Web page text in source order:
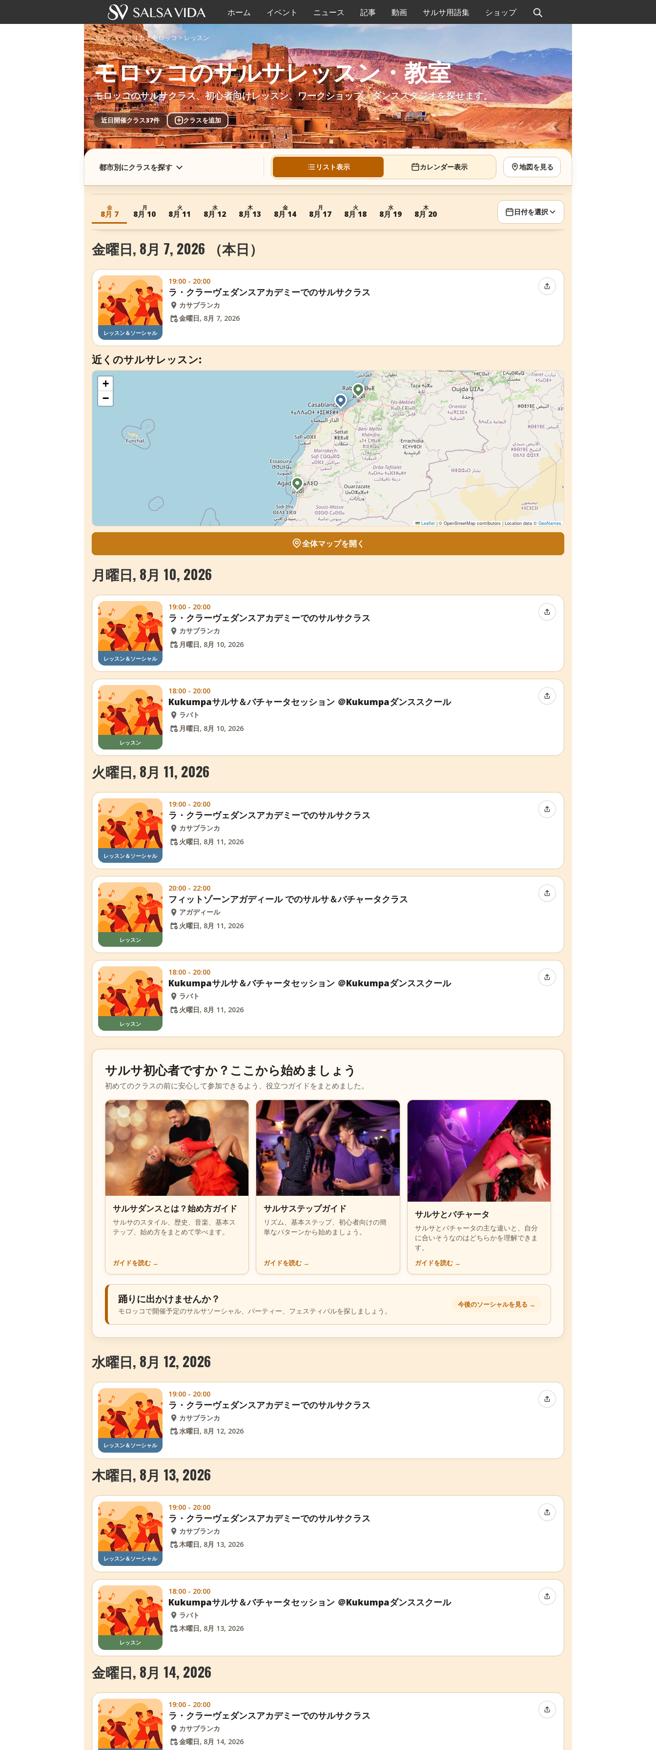
ホーム イベント ニュース 記事 動画 サルサ用語集 ショップ
ガイド>アフリカ>モロッコ>レッスン
モロッコのサルサレッスン・教室
モロッコのサルサクラス、初心者向けレッスン、ワークショップ、ダンススタジオを探せます。
近日開催クラス37件 + クラスを追加
都市別にクラスを探す リスト表示 カレンダー表示 地図を見る
金
8月 7
月
8月 10
火
8月 11
水
8月 12
木
8月 13
金
8月 14
月
8月 17
火
8月 18
水
8月 19
木
8月 20 日付を選択
金曜日, 8月 7, 2026 （本日）
レッスン＆ソーシャル
19:00 - 20:00
ラ・クラーヴェダンスアカデミーでのサルサクラス
カサブランカ
金曜日, 8月 7, 2026
イベントをシェア
近くのサルサレッスン:
+
−
Leaflet |© OpenStreetMap contributors | Location data © GeoNames
全体マップを開く
月曜日, 8月 10, 2026
レッスン＆ソーシャル
19:00 - 20:00
ラ・クラーヴェダンスアカデミーでのサルサクラス
カサブランカ
月曜日, 8月 10, 2026
イベントをシェア
レッスン
18:00 - 20:00
Kukumpaサルサ＆バチャータセッション ＠Kukumpaダンススクール
ラバト
月曜日, 8月 10, 2026
イベントをシェア
火曜日, 8月 11, 2026
レッスン＆ソーシャル
19:00 - 20:00
ラ・クラーヴェダンスアカデミーでのサルサクラス
カサブランカ
火曜日, 8月 11, 2026
イベントをシェア
レッスン
20:00 - 22:00
フィットゾーンアガディール でのサルサ＆バチャータクラス
アガディール
火曜日, 8月 11, 2026
イベントをシェア
レッスン
18:00 - 20:00
Kukumpaサルサ＆バチャータセッション ＠Kukumpaダンススクール
ラバト
火曜日, 8月 11, 2026
イベントをシェア
サルサ初心者ですか？ここから始めましょう
初めてのクラスの前に安心して参加できるよう、役立つガイドをまとめました。
サルサダンスとは？始め方ガイド
サルサのスタイル、歴史、音楽、基本ス
テップ、始め方をまとめて学べます。
ガイドを読む →
サルサステップガイド
リズム、基本ステップ、初心者向けの簡
単なパターンから始めましょう。
ガイドを読む →
サルサとバチャータ
サルサとバチャータの主な違いと、自分
に合いそうなのはどちらかを理解できま
す。
ガイドを読む →
踊りに出かけませんか？
モロッコで開催予定のサルサソーシャル、パーティー、フェスティバルを探しましょう。
今後のソーシャルを見る →
水曜日, 8月 12, 2026
レッスン＆ソーシャル
19:00 - 20:00
ラ・クラーヴェダンスアカデミーでのサルサクラス
カサブランカ
水曜日, 8月 12, 2026
イベントをシェア
木曜日, 8月 13, 2026
レッスン＆ソーシャル
19:00 - 20:00
ラ・クラーヴェダンスアカデミーでのサルサクラス
カサブランカ
木曜日, 8月 13, 2026
イベントをシェア
レッスン
18:00 - 20:00
Kukumpaサルサ＆バチャータセッション ＠Kukumpaダンススクール
ラバト
木曜日, 8月 13, 2026
イベントをシェア
金曜日, 8月 14, 2026
19:00 - 20:00
ラ・クラーヴェダンスアカデミーでのサルサクラス
カサブランカ
金曜日, 8月 14, 2026
イベントをシェア